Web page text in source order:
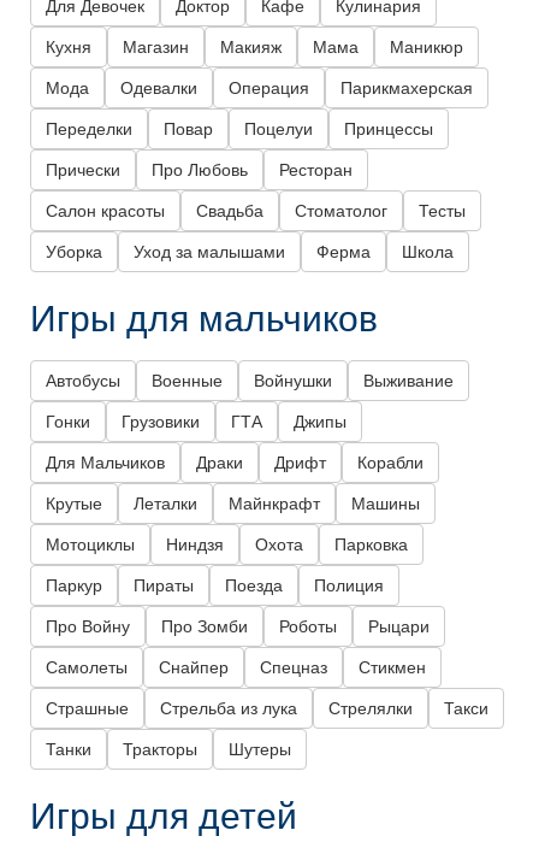
Для Девочек Доктор Кафе Кулинария
Кухня Магазин Макияж Мама Маникюр
Мода Одевалки Операция Парикмахерская
Переделки Повар Поцелуи Принцессы
Прически Про Любовь Ресторан
Салон красоты Свадьба Стоматолог Тесты
Уборка Уход за малышами Ферма Школа
Игры для мальчиков
Автобусы Военные Войнушки Выживание
Гонки Грузовики ГТА Джипы
Для Мальчиков Драки Дрифт Корабли
Крутые Леталки Майнкрафт Машины
Мотоциклы Ниндзя Охота Парковка
Паркур Пираты Поезда Полиция
Про Войну Про Зомби Роботы Рыцари
Самолеты Снайпер Спецназ Стикмен
Страшные Стрельба из лука Стрелялки Такси
Танки Тракторы Шутеры
Игры для детей